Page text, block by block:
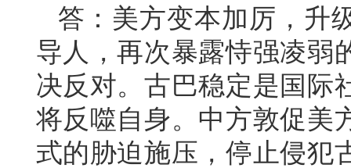
答：美方变本加厉，升
导人，再次暴露恃强凌弱
决反对。古巴稳定是国际
将反噬自身。中方敦促美
式的胁迫施压，停止侵犯